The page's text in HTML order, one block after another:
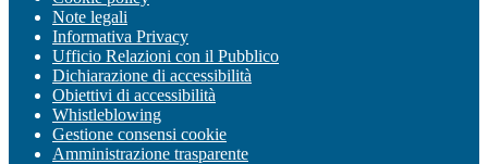
Note legali
Informativa Privacy
Ufficio Relazioni con il Pubblico
Dichiarazione di accessibilità
Obiettivi di accessibilità
Whistleblowing
Gestione consensi cookie
Amministrazione trasparente